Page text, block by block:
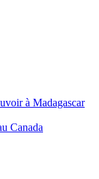
à Madagascar
Canada